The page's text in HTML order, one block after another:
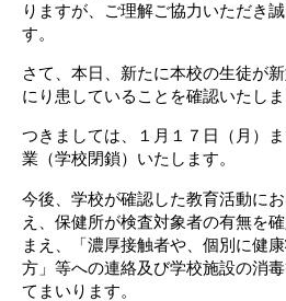
りますが、ご理解ご協力いただき
す。
さて、本日、新たに本校の生徒が
にり患していることを確認いたしま
つきましては、１月１７日（月）
業（学校閉鎖）いたします。
今後、学校が確認した教育活動に
え、保健所が検査対象者の有無を
まえ、「濃厚接触者や、個別に健
方」等への連絡及び学校施設の消
てまいります。